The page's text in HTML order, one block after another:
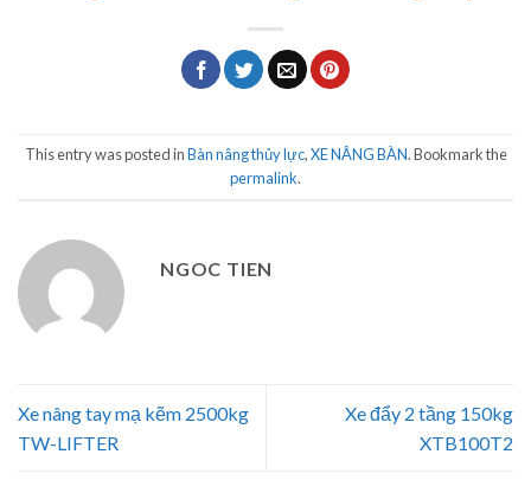
This entry was posted inBàn nâng thủy lực,XE NÂNG BÀN. Bookmark the
permalink.
NGOC TIEN
Xe nâng tay mạ kẽm 2500kg
TW-LIFTER
Xe đẩy 2 tầng 150kg
XTB100T2